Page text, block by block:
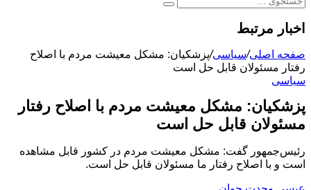
اخبار مرتبط
صفحه اصلی/سیاسی/پزشکیان: مشکل معیشت مردم با اصلاح
رفتار مسئولان قابل حل است
سیاسی
پزشکیان: مشکل معیشت مردم با اصلاح رفتار
مسئولان قابل حل است
رئیس‌جمهور گفت: مشکل معیشت مردم در کشور قابل مشاهده
است و با اصلاح رفتار ما مسئولان قابل حل است.